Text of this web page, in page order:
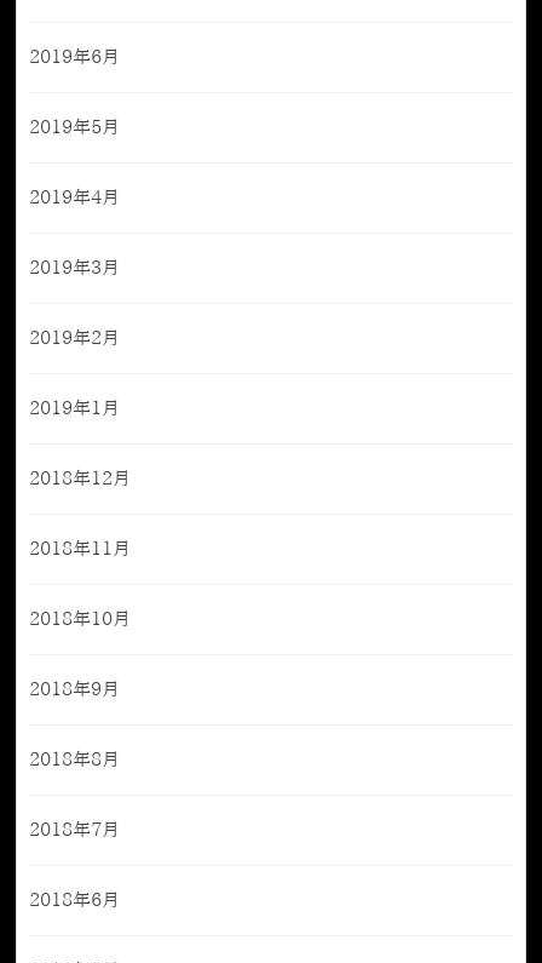
2019年6月
2019年5月
2019年4月
2019年3月
2019年2月
2019年1月
2018年12月
2018年11月
2018年10月
2018年9月
2018年8月
2018年7月
2018年6月